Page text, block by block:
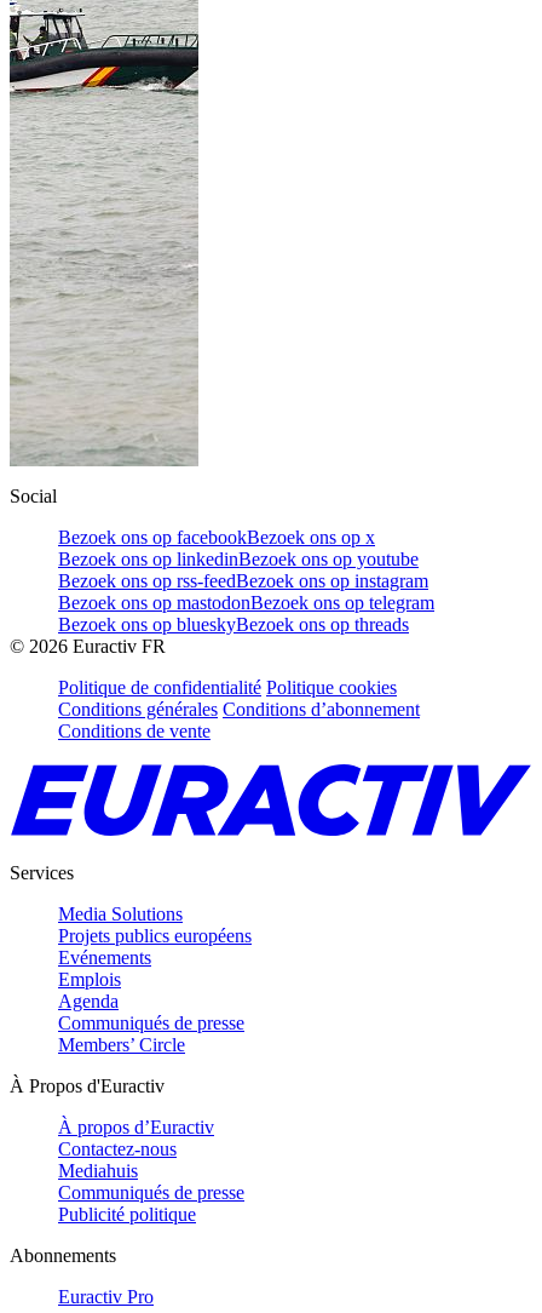
Social
Bezoek ons op facebookBezoek ons op x
Bezoek ons op linkedinBezoek ons op youtube
Bezoek ons op rss-feedBezoek ons op instagram
Bezoek ons op mastodonBezoek ons op telegram
Bezoek ons op blueskyBezoek ons op threads
© 2026 Euractiv FR
Politique de confidentialité Politique cookies
Conditions générales Conditions d’abonnement
Conditions de vente
Services
Media Solutions
Projets publics européens
Evénements
Emplois
Agenda
Communiqués de presse
Members’ Circle
À Propos d'Euractiv
À propos d’Euractiv
Contactez-nous
Mediahuis
Communiqués de presse
Publicité politique
Abonnements
Euractiv Pro